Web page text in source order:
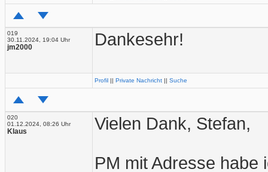
019
30.11.2024, 19:04 Uhr
jm2000 Dankesehr!
Profil || Private Nachricht || Suche
020
01.12.2024, 08:26 Uhr
Klaus Vielen Dank, Stefan,
PM mit Adresse habe